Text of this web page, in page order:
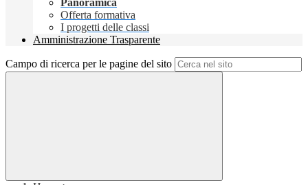
Panoramica
Offerta formativa
I progetti delle classi
Amministrazione Trasparente
Campo di ricerca per le pagine del sito